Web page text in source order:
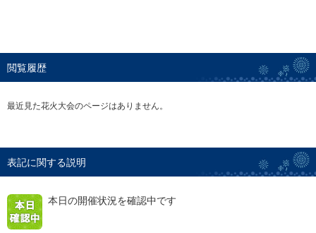
閲覧履歴
最近見た花火大会のページはありません。
表記に関する説明
本日の開催状況を確認中です